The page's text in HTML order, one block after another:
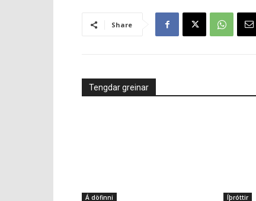
Tengdar greinar